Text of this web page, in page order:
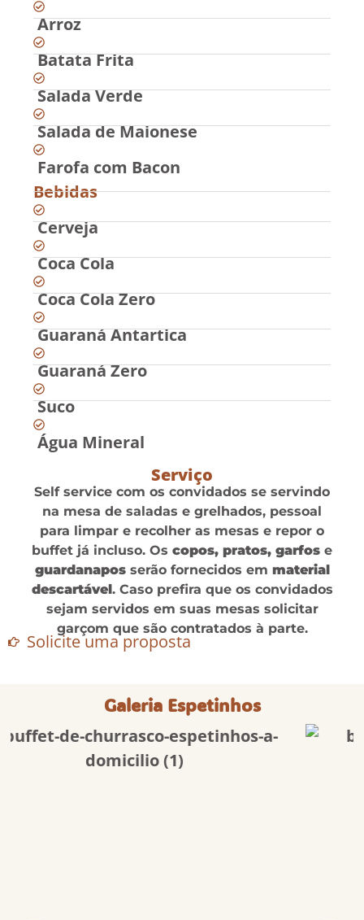
Arroz
Batata Frita
Salada Verde
Salada de Maionese
Farofa com Bacon
Bebidas
Cerveja
Coca Cola
Coca Cola Zero
Guaraná Antartica
Guaraná Zero
Suco
Água Mineral
Serviço
Self service com os convidados se servindo
na mesa de saladas e grelhados, pessoal
para limpar e recolher as mesas e repor o
buffet já incluso. Os copos, pratos, garfos e
guardanaposserão fornecidos em material
descartável . Caso prefira que os convidados
sejam servidos em suas mesas solicitar
garçom que são contratados à parte.
Solicite uma proposta
Galeria Espetinhos